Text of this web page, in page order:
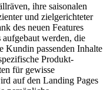
ihre saisonalen
und zielgerichteter
des neuen Features
aufgebaut werden, die
Kundin passenden Inhalte
Produkt-
für gewisse
auf den Landing Pages